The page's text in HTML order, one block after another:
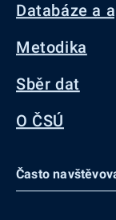
Databáze a
Metodika
Sběr dat
O ČSÚ
Často